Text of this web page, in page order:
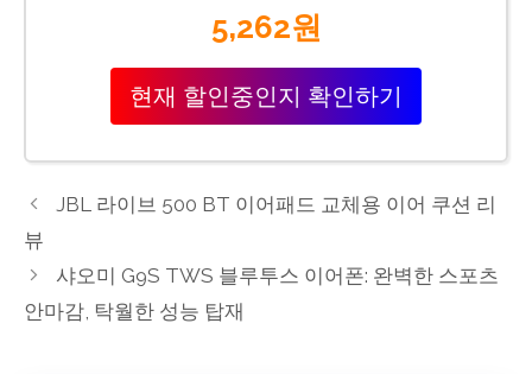
5,262원
현재 할인중인지 확인하기
JBL 라이브 500 BT 이어패드 교체용 이어 쿠션 리
뷰
샤오미 G9S TWS 블루투스 이어폰: 완벽한 스포츠
안마감, 탁월한 성능 탑재